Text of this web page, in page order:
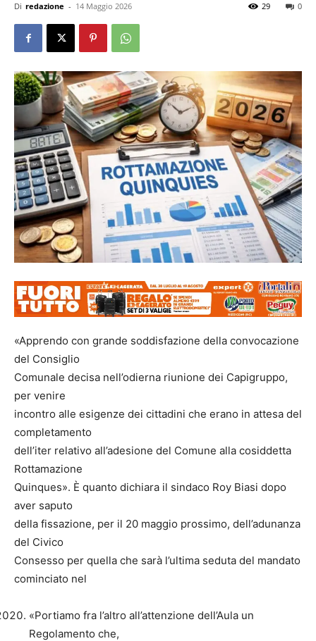
Di redazione - 14 Maggio 2026 0
29
«Apprendo con grande soddisfazione della convocazione
del Consiglio
Comunale decisa nell’odierna riunione dei Capigruppo,
per venire
incontro alle esigenze dei cittadini che erano in attesa del
completamento
dell’iter relativo all’adesione del Comune alla cosiddetta
Rottamazione
Quinques». È quanto dichiara il sindaco Roy Biasi dopo
aver saputo
della fissazione, per il 20 maggio prossimo, dell’adunanza
del Civico
Consesso per quella che sarà l’ultima seduta del mandato
cominciato nel
«Portiamo fra l’altro all’attenzione dell’Aula un
Regolamento che,